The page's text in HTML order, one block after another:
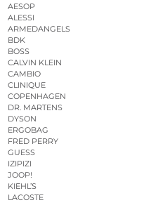
AESOP
ALESSI
ARMEDANGELS
BDK
BOSS
CALVIN KLEIN
CAMBIO
CLINIQUE
COPENHAGEN
DR. MARTENS
DYSON
ERGOBAG
FRED PERRY
GUESS
IZIPIZI
JOOP!
KIEHL’S
LACOSTE